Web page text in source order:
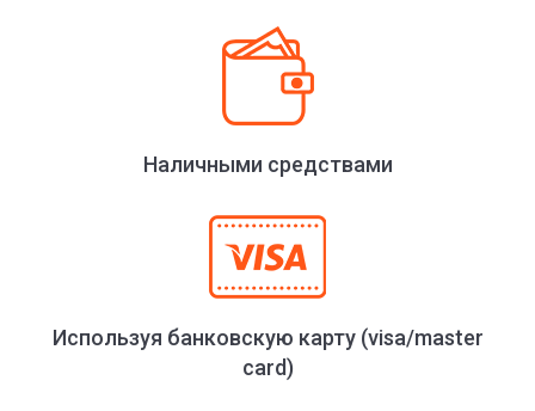
Наличными средствами
Используя банковскую карту (visa/master
card)